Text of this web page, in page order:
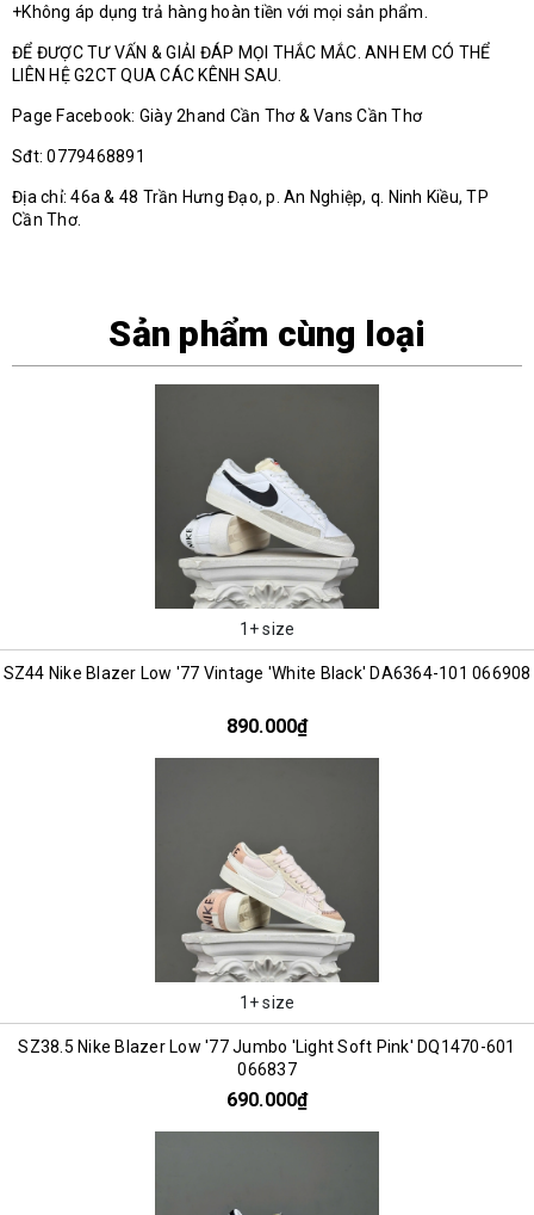
+Không áp dụng trả hàng hoàn tiền với mọi sản phẩm.
ĐỂ ĐƯỢC TƯ VẤN & GIẢI ĐÁP MỌI THẮC MẮC. ANH EM CÓ THỂ
LIÊN HỆ G2CT QUA CÁC KÊNH SAU.
Page Facebook: Giày 2hand Cần Thơ & Vans Cần Thơ
Sđt: 0779468891
Địa chỉ: 46a & 48 Trần Hưng Đạo, p. An Nghiệp, q. Ninh Kiều, TP
Cần Thơ.
Sản phẩm cùng loại
1+ size
SZ44 Nike Blazer Low '77 Vintage 'White Black' DA6364-101 066908
890.000₫
1+ size
SZ38.5 Nike Blazer Low '77 Jumbo 'Light Soft Pink' DQ1470-601
066837
690.000₫